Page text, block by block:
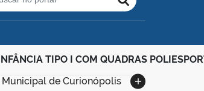
Buscar no portal
TIPO I COM QUADRAS
Municipal de Curionópolis